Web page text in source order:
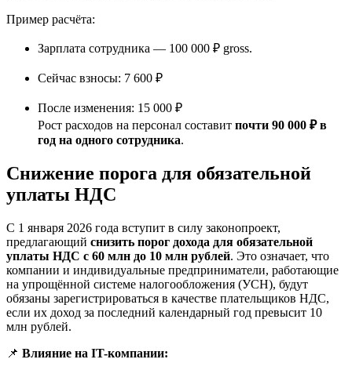
Пример расчёта:
Зарплата сотрудника — 100 000 ₽ gross.
Сейчас взносы: 7 600 ₽
После изменения: 15 000 ₽
Рост расходов на персонал составит почти 90 000 ₽ в
год на одного сотрудника.
Снижение порога для обязательной
уплаты НДС
С 1 января 2026 года вступит в силу законопроект,
предлагающий снизить порог дохода для обязательной
уплаты НДС с 60 млн до 10 млн рублей. Это означает, что
компании и индивидуальные предприниматели, работающие
на упрощённой системе налогообложения (УСН), будут
обязаны зарегистрироваться в качестве плательщиков НДС,
если их доход за последний календарный год превысит 10
млн рублей.
📌 Влияние на IT-компании: